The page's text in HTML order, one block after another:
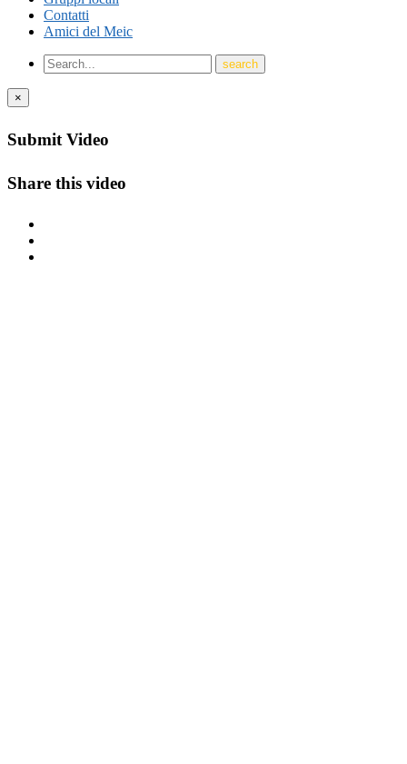
Contatti
Amici del Meic
×
Submit Video
Share this video